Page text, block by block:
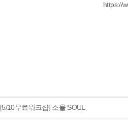
https://
[5/10무료워크샵] 소울 SOUL